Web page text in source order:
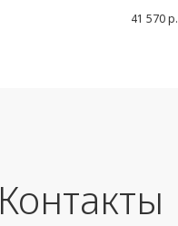
41 570р.
Контакты